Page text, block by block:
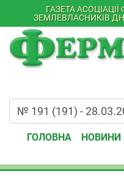
ГАЗЕТА
ЗЕМЛЕВЛАСНИКІВ
ГОЛОВНА НОВИНИ